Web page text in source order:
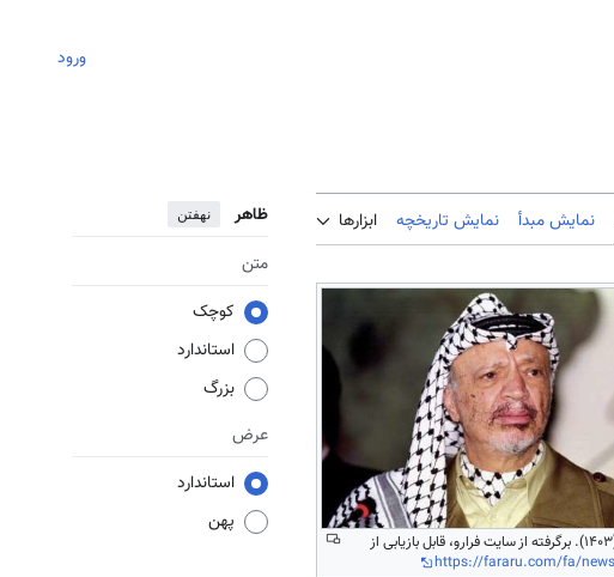
ورود
نمایش مبدأ نمایش تاریخچه ابزارها ظاهر نهفتن
متن
کوچک
استاندارد
بزرگ
عرض
استاندارد
پهن
https://fararu.com/fa/